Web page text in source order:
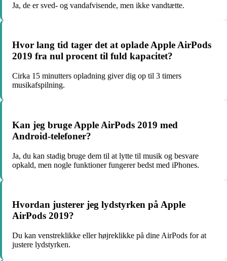
Ja, de er sved- og vandafvisende, men ikke vandtætte.
Hvor lang tid tager det at oplade Apple AirPods
2019 fra nul procent til fuld kapacitet?
Cirka 15 minutters opladning giver dig op til 3 timers
musikafspilning.
Kan jeg bruge Apple AirPods 2019 med
Android-telefoner?
Ja, du kan stadig bruge dem til at lytte til musik og besvare
opkald, men nogle funktioner fungerer bedst med iPhones.
Hvordan justerer jeg lydstyrken på Apple
AirPods 2019?
Du kan venstreklikke eller højreklikke på dine AirPods for at
justere lydstyrken.